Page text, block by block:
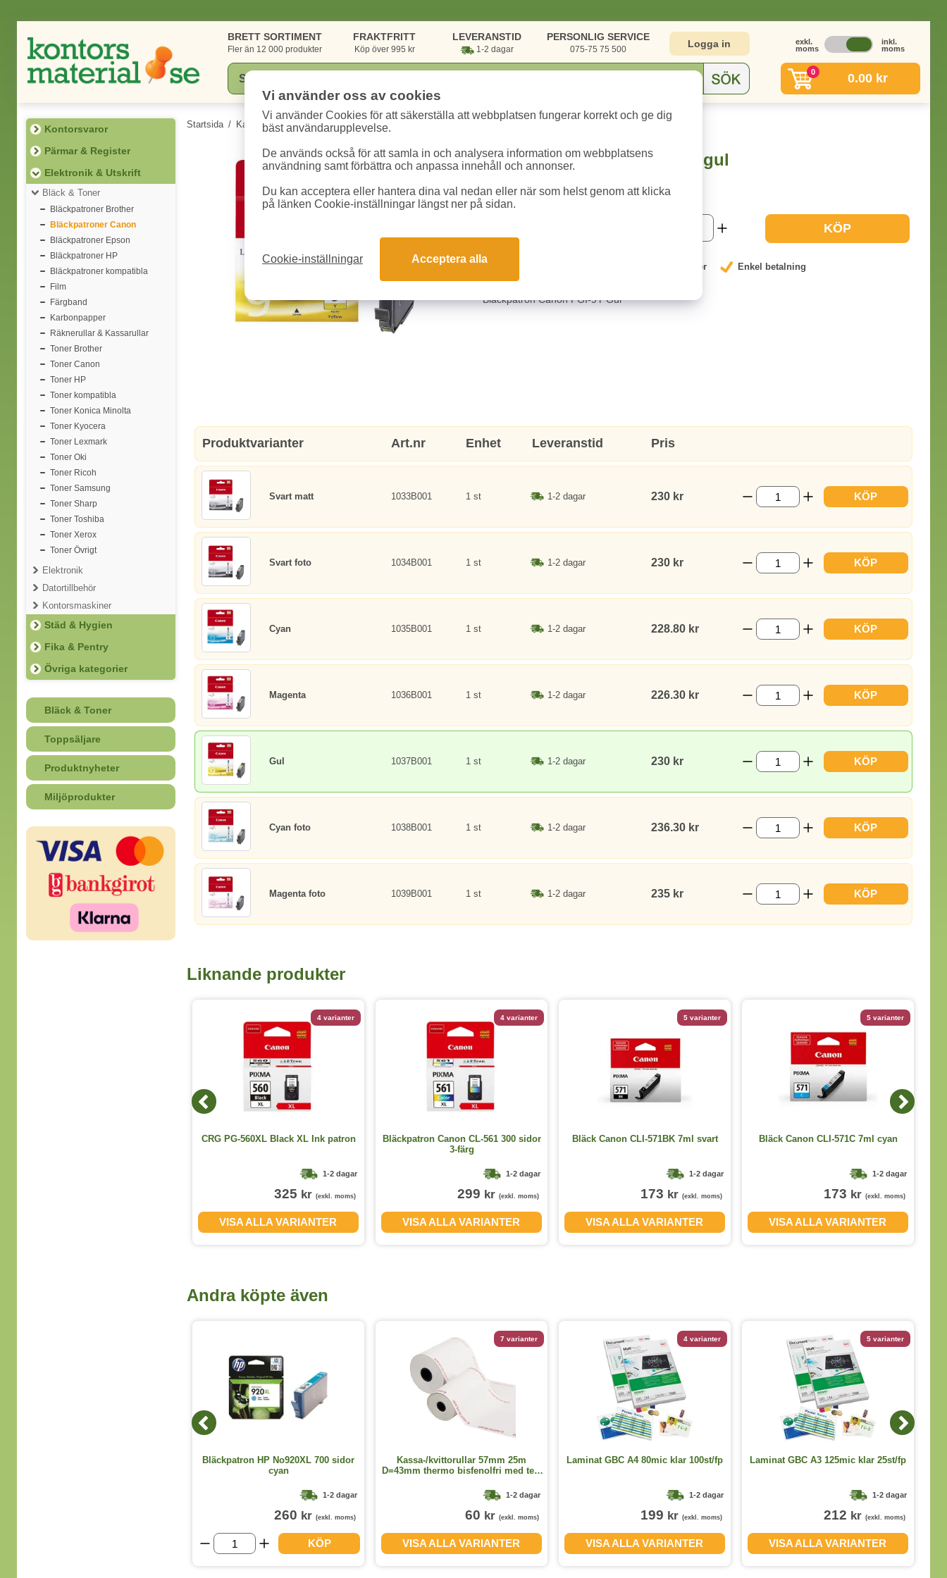
BRETT SORTIMENT
Fler än 12 000 produkter
FRAKTFRITT
Köp över 995 kr
LEVERANSTID
1-2 dagar
PERSONLIG SERVICE
075-75 75 500 Logga in
exkl.
moms
inkl.
moms
0 0.00 kr
Kontorsvaror
Pärmar & Register
Elektronik & Utskrift
Bläck & Toner
Bläckpatroner Brother
Bläckpatroner Canon
Bläckpatroner Epson
Bläckpatroner HP
Bläckpatroner kompatibla
Film
Färgband
Karbonpapper
Räknerullar & Kassarullar
Toner Brother
Toner Canon
Toner HP
Toner kompatibla
Toner Konica Minolta
Toner Kyocera
Toner Lexmark
Toner Oki
Toner Ricoh
Toner Samsung
Toner Sharp
Toner Toshiba
Toner Xerox
Toner Övrigt
Elektronik
Datortillbehör
Kontorsmaskiner
Städ & Hygien
Fika & Pentry
Övriga kategorier
Bläck & Toner
Toppsäljare
Produktnyheter
Miljöprodukter
Startsida / Kategorier / Elektronik & Utskrift / Bläck & Toner Bläckpatroner Canon Bläckpatron Canon PGI-9Y gul
Bläckpatron Canon PGI-9Y gul
Art.nr:1037B001 Enhet:1 st 1-2 dagar
KÖP
Garanterat låga priser Enkel betalning
Bläckpatron Canon PGI-9Y Gul
Produktvarianter Art.nr Enhet Leveranstid Pris
Svart matt 1033B001 1 st 1-2 dagar 230 kr KÖP
Svart foto 1034B001 1 st 1-2 dagar 230 kr KÖP
Cyan 1035B001 1 st 1-2 dagar 228.80 kr KÖP
Magenta 1036B001 1 st 1-2 dagar 226.30 kr KÖP
Gul 1037B001 1 st 1-2 dagar 230 kr KÖP
Cyan foto 1038B001 1 st 1-2 dagar 236.30 kr KÖP
Magenta foto 1039B001 1 st 1-2 dagar 235 kr KÖP
Liknande produkter
4 varianter
CRG PG-560XL Black XL Ink patron
1-2 dagar
325 kr (exkl. moms)
VISA ALLA VARIANTER
4 varianter
Bläckpatron Canon CL-561 300 sidor
3-färg
1-2 dagar
299 kr (exkl. moms)
VISA ALLA VARIANTER
5 varianter
Bläck Canon CLI-571BK 7ml svart
1-2 dagar
173 kr (exkl. moms)
VISA ALLA VARIANTER
5 varianter
Bläck Canon CLI-571C 7ml cyan
1-2 dagar
173 kr (exkl. moms)
VISA ALLA VARIANTER
Andra köpte även
Bläckpatron HP No920XL 700 sidor
cyan
1-2 dagar
260 kr (exkl. moms)
KÖP
7 varianter
Kassa-/kvittorullar 57mm 25m
D=43mm thermo bisfenolfri med text
1-2 dagar
60 kr (exkl. moms)
VISA ALLA VARIANTER
4 varianter
Laminat GBC A4 80mic klar 100st/fp
1-2 dagar
199 kr (exkl. moms)
VISA ALLA VARIANTER
5 varianter
Laminat GBC A3 125mic klar 25st/fp
1-2 dagar
212 kr (exkl. moms)
VISA ALLA VARIANTER
Vi använder oss av cookies
Vi använder Cookies för att säkerställa att webbplatsen fungerar korrekt och ge dig
bäst användarupplevelse.
De används också för att samla in och analysera information om webbplatsens
användning samt förbättra och anpassa innehåll och annonser.
Du kan acceptera eller hantera dina val nedan eller när som helst genom att klicka
på länken Cookie-inställningar längst ner på sidan.
Cookie-inställningar Acceptera alla